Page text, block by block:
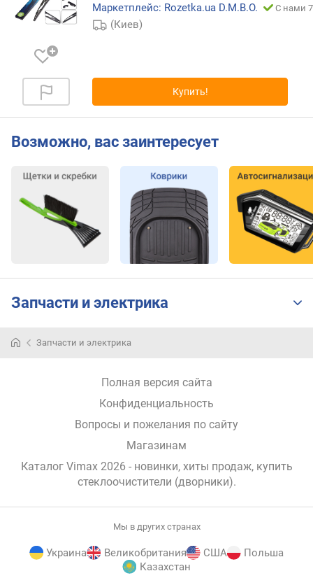
Маркетплейс: Rozetka.ua D.M.B.O. С нами
(Киев)
Купить!
Возможно, вас заинтересует
Запчасти и электрика
Запчасти и электрика
Полная версия сайта
Конфиденциальность
Вопросы и пожелания по сайту
Магазинам
Каталог Vimax 2026 - новинки, хиты продаж, купить
стеклоочистители (дворники).
Мы в других странах
Украина Великобритания США
Польша
Казахстан